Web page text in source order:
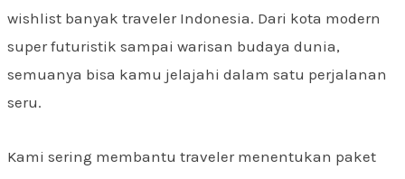
wishlist banyak traveler Indonesia. Dari kota modern
super futuristik sampai warisan budaya dunia,
semuanya bisa kamu jelajahi dalam satu perjalanan
seru.
Kami sering membantu traveler menentukan paket